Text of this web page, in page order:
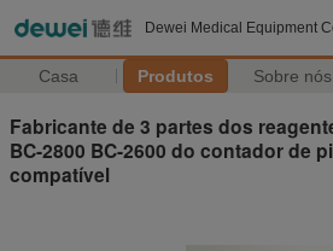
Dewei Medical Equipment
Casa Produtos Sobre nós
Fabricante de 3 partes dos
BC-2800 BC-2600 do contador de
compatível